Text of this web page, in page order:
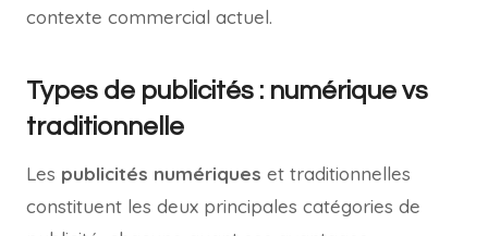
contexte commercial actuel.
Types de publicités : numérique vs
traditionnelle
Les publicités numériques et traditionnelles
constituent les deux principales catégories de